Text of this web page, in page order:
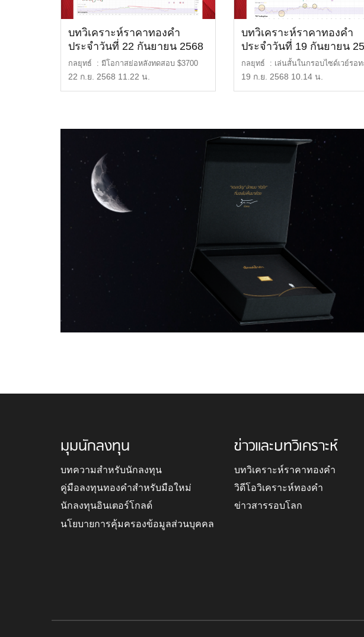
บทวิเคราะห์ราคาทองคำ
ประจำวันที่ 22 กันยายน 2568
กลยุทธ์ : มีโอกาสย่อหลังทดสอบ $3700
แนวรับ : $3,660 […]
22 ก.ย. 2568 11.22 น.
บทวิเคราะห์ราคาทองคำ
ประจำวันที่ 19 กันยายน
กลยุทธ์ : เล่นสั้นในกรอบไซด์เวย์รอท
แนวต้าน แนวรับ […]
19 ก.ย. 2568 10.14 น.
มุมนักลงทุน
บทความสำหรับนักลงทุน
คู่มือลงทุนทองคำสำหรับมือใหม่
นักลงทุนอินเตอร์โกลด์
นโยบายการคุ้มครองข้อมูลส่วนบุคคล
ข่าวและบทวิเคราะห์
บทวิเคราะห์ราคาทองคำ
วิดีโอวิเคราะห์ทองคำ
ข่าวสารรอบโลก